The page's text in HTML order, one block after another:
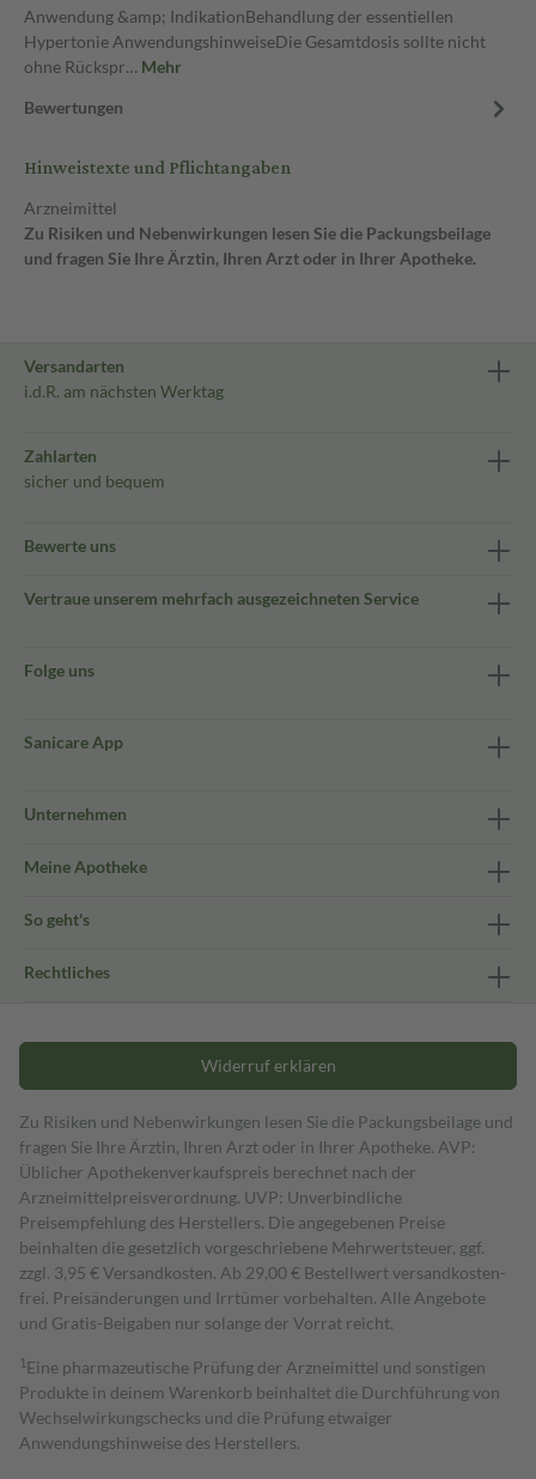
Anwendung &amp; IndikationBehandlung der essentiellen
Hypertonie AnwendungshinweiseDie Gesamtdosis sollte nicht
ohne Rückspr… Mehr
Bewertungen
Hinweistexte und Pflichtangaben
Arzneimittel
Zu Risiken und Nebenwirkungen lesen Sie die Packungsbeilage
und fragen Sie Ihre Ärztin, Ihren Arzt oder in Ihrer Apotheke.
Versandarten
i.d.R. am nächsten Werktag
Zahlarten
sicher und bequem
Bewerte uns
Vertraue unserem mehrfach ausgezeichneten Service
Folge uns
Sanicare App
Unternehmen
Meine Apotheke
So geht's
Rechtliches
Widerruf erklären
Zu Risiken und Nebenwirkungen lesen Sie die Packungsbeilage und
fragen Sie Ihre Ärztin, Ihren Arzt oder in Ihrer Apotheke. AVP:
Üblicher Apothekenverkaufspreis berechnet nach der
Arzneimittelpreisverordnung. UVP: Unverbindliche
Preisempfehlung des Herstellers. Die angegebenen Preise
beinhalten die gesetzlich vorgeschriebene Mehrwertsteuer, ggf.
zzgl. 3,95 € Versandkosten. Ab 29,00 € Bestell­wert versand­kosten­
frei. Preisänderungen und Irrtümer vorbehalten. Alle Angebote
und Gratis-Beigaben nur solange der Vorrat reicht.
1 Eine pharmazeutische Prüfung der Arzneimittel und sonstigen
Produkte in deinem Warenkorb beinhaltet die Durchführung von
Wechselwirkungschecks und die Prüfung etwaiger
Anwendungshinweise des Herstellers.